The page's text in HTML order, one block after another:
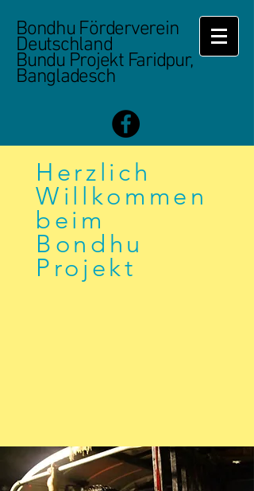
Bondhu Förderverein
Deutschland
Bundu Projekt Faridpur,
Bangladesch
Herzlich
Willkommen
beim
Bondhu
Projekt